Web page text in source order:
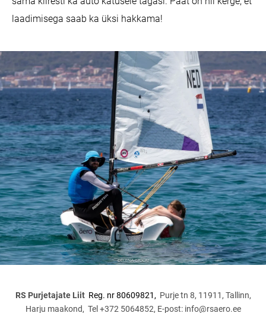
laadimisega saab ka üksi hakkama!
RS Purjetajate Liit Reg. nr 80609821, Purje tn 8, 11911, Tallinn,
Harju maakond, Tel +372 5064852, E-post: info@rsaero.ee